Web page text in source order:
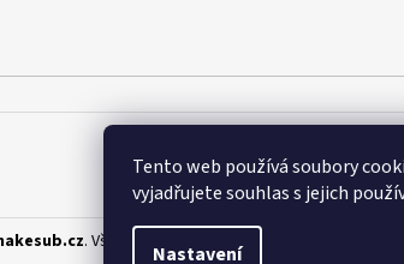
Tento web používá soubory
vyjadřujete souhlas s jejich
Nastavení
. Všechna práva vyhrazena.